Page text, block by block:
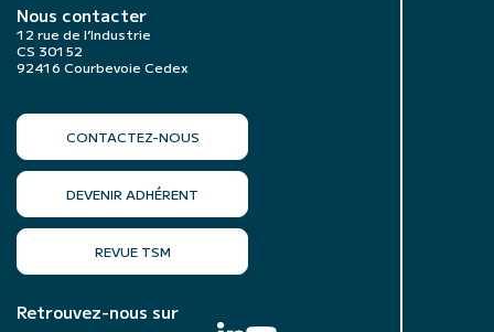
Nous contacter
12 rue de l’Industrie
CS 30152
92416 Courbevoie Cedex
CONTACTEZ-NOUS
DEVENIR ADHÉRENT
REVUE TSM
Retrouvez-nous sur